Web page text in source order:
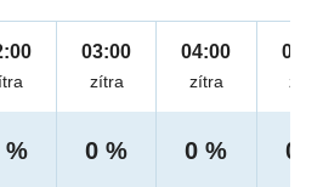
%
03:00
zítra
0 %
04:00
zítra
0 %
05:00
zítra
0 %